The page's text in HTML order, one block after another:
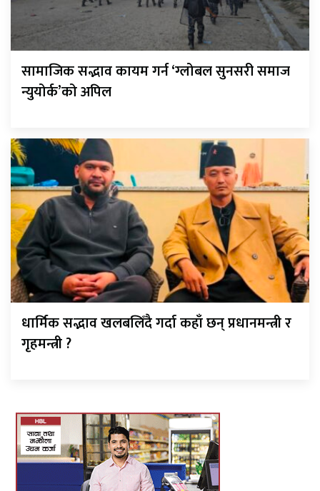
सामाजिक सद्भाव कायम गर्न ‘ग्लोबल सुनसरी समाज
न्युयोर्क’को अपिल
धार्मिक सद्भाव खलबलिँदै गर्दा कहाँ छन् प्रधानमन्त्री र
गृहमन्त्री ?